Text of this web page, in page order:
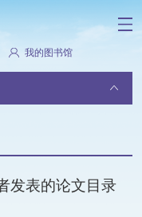
我的图书馆
发表的论文目录